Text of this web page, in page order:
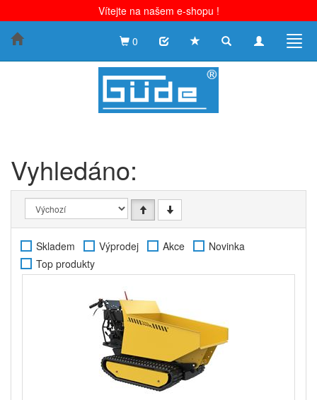
Vítejte na našem e-shopu !
Toggle
Toggle
0
Vyhledáno:
Skladem Výprodej Akce
Novinka
Top produkty